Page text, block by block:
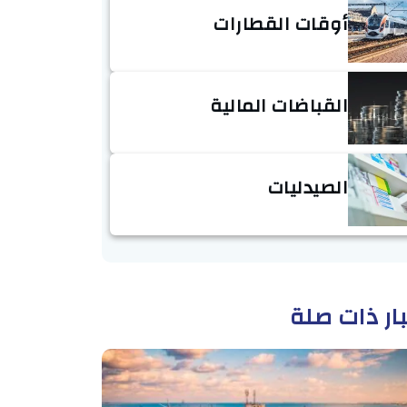
أوقات القطارات
القباضات المالية
الصيدليات
ذات صلة